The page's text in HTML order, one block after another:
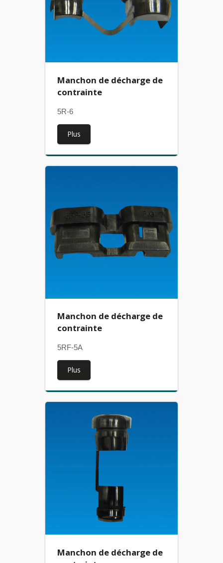
Manchon de décharge de
contrainte
5R-6
Plus
Manchon de décharge de
contrainte
5RF-5A
Plus
Manchon de décharge de